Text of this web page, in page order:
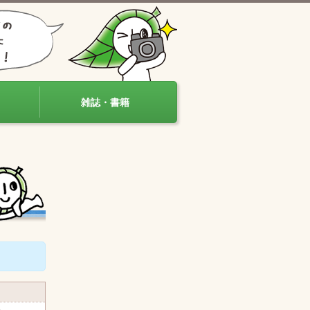
雑誌・書籍